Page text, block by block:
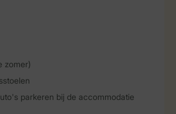
zomer)
parkeren bij de accommodatie